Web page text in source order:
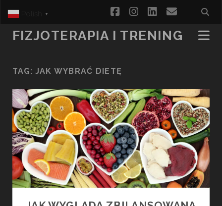
facebookinstagram
linkedinemail
FIZJOTERAPIA I TRENING
TAG: JAK WYBRAĆ DIETĘ
▼